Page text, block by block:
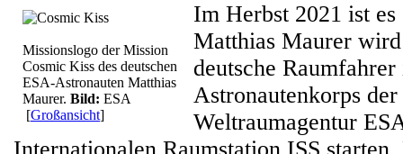
Missionslogo der Mission
Cosmic Kiss des deutschen
ESA-Astronauten Matthias
Maurer. Bild: ESA
[Großansicht]
Im Herbst 2021 ist
Matthias Maurer
deutsche
Astronautenkorps
Weltraumagentur